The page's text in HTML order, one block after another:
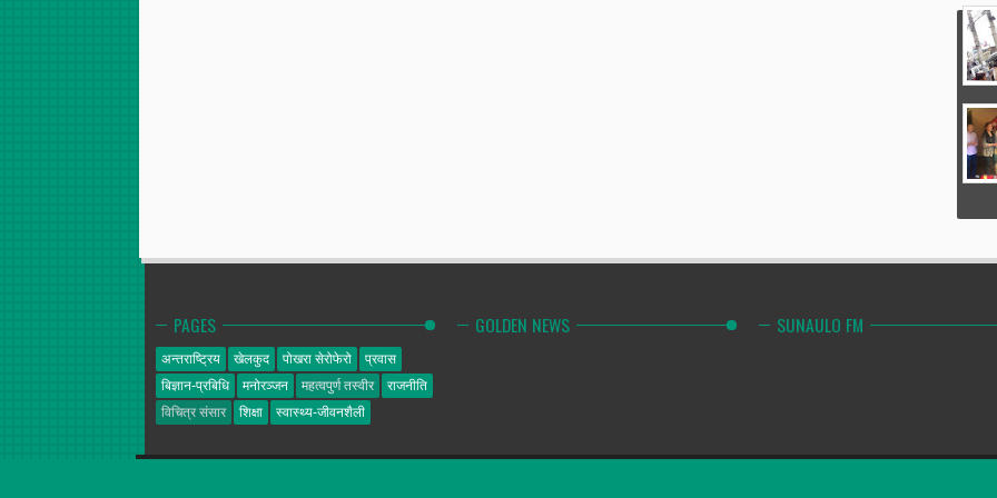
PAGES
अन्तराष्ट्रिय खेलकुद पोखरा सेरोफेरो
प्रवास
बिज्ञान-प्रबिधि
मनोरञ्जन महत्वपुर्ण तस्वीर
राजनीति
विचित्र संसार
शिक्षा स्वास्थ्य-जीवनशैली
GOLDEN NEWS SUNAULO FM